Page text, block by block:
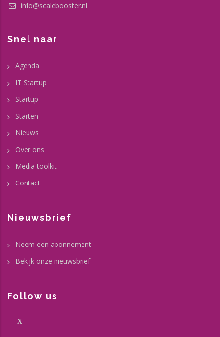
info@scalebooster.nl
Snel naar
Agenda
IT Startup
Startup
Starten
Nieuws
Over ons
Media toolkit
Contact
Nieuwsbrief
Neem een abonnement
Bekijk onze nieuwsbrief
Follow us
X